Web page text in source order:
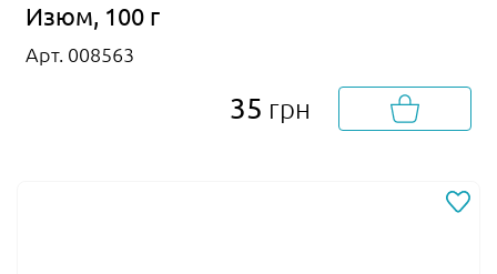
Изюм, 100 г
Арт. 008563
35 грн